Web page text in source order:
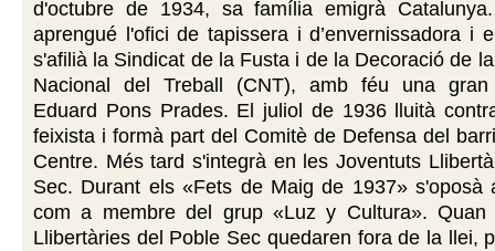
d'octubre de 1934, sa família emigrà
aprengué l'ofici de tapissera i d’envernissadora i
s'afilià la Sindicat de la Fusta i de la Decoració de
Nacional del Treball (CNT), amb féu una
Eduard Pons Prades. El juliol de 1936 lluità
feixista i formà part del Comitè de Defensa del
Centre. Més tard s'integrà en les Joventuts
Sec. Durant els «Fets de Maig de 1937» s'oposà
com a membre del grup «Luz y Cultura». Quan
Llibertàries del Poble Sec quedaren fora de la llei,